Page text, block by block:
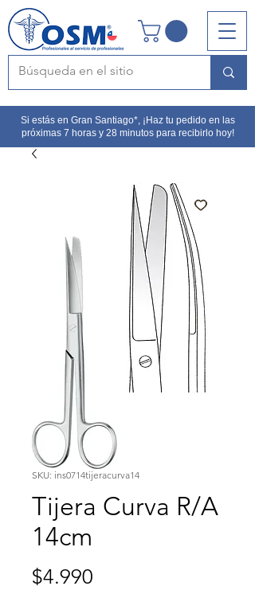
Si estás en Gran Santiago*, ¡Haz tu pedido en las
próximas 7 horas y 28 minutos para recibirlo hoy!
SKU: ins0714tijeracurva14
Tijera Curva R/A
14cm
$4.990